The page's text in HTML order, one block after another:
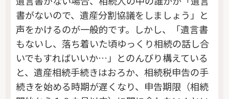
書がないので、遺産分割協議をしましょう」と
声をかけるのが一般的です。しかし、「遺言書
もないし、落ち着いた頃ゆっくり相続の話し合
いでもすればいいか…」とのんびり構えている
と、遺産相続手続きはおろか、相続税申告の手
続きを始める時期が遅くなり、申告期限（相続